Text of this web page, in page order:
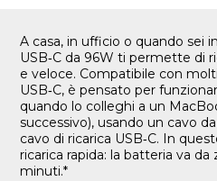
A casa, in ufficio o quando sei
USB‑C da 96W ti permette di
e veloce. Compatibile con
USB‑C, è pensato per
quando lo colleghi a un
successivo), usando un cavo
cavo di ricarica USB‑C. In
ricarica rapida: la batteria va da
minuti.*